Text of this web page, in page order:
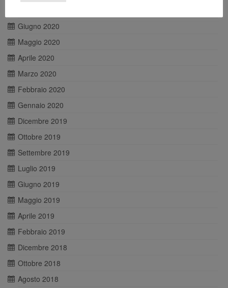
Giugno 2020
Maggio 2020
Aprile 2020
Marzo 2020
Febbraio 2020
Gennaio 2020
Dicembre 2019
Ottobre 2019
Settembre 2019
Luglio 2019
Giugno 2019
Maggio 2019
Aprile 2019
Febbraio 2019
Dicembre 2018
Ottobre 2018
Agosto 2018